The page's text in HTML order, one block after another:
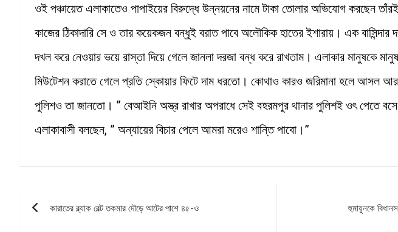
ওই পঞ্চায়েত এলাকাতেও পাপাইয়ের বিরুদ্ধে উন্নয়নের নামে টাকা তোলার অভিযোগ করছেন
কাজের ঠিকাদারি সে ও তার কয়েকজন বন্ধুই বরাত পাবে অলৌকিক হাতের ইশারায়। এক বাসিন্দার
দখল করে নেওয়ার ভয়ে রাস্তা দিয়ে গেলে জানলা দরজা বন্ধ করে রাখতাম। এলাকার মানুষকে
মিউটেশন করাতে গেলে প্রতি স্কোয়ার ফিটে দাম ধরতো। কোথাও কারও জরিমানা হলে আসল
পুলিশও তা জানতো। ” বেআইনি অস্ত্র রাখার অপরাধে সেই বহরমপুর থানার পুলিশই ওৎ পেতে
এলাকাবাসী বলছেন, ” অন্যায়ের বিচার পেলে আমরা মরেও শান্তি পাবো।”
navigation
কারাতের ব্ল্যাক বেল্ট তকমার দৌড়ে আটের পাশে ৪৫-ও হুমায়ুনকে